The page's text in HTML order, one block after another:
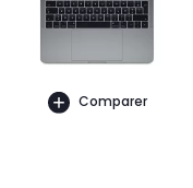
Comparer